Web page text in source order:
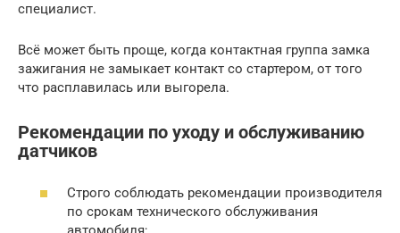
специалист.
Всё может быть проще, когда контактная группа замка
зажигания не замыкает контакт со стартером, от того
что расплавилась или выгорела.
Рекомендации по уходу и обслуживанию
датчиков
Строго соблюдать рекомендации производителя
по срокам технического обслуживания